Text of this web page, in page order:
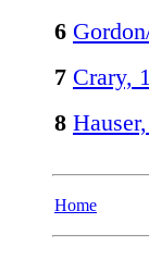
6
7 Crary,
8
Home